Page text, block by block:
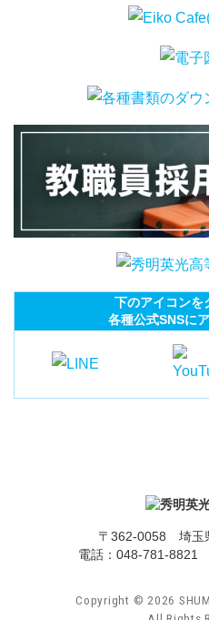
下のアイコンを
各種公式SNSに
〒362-0058 埼玉
電話： 048-781-8821
Copyright © 2026